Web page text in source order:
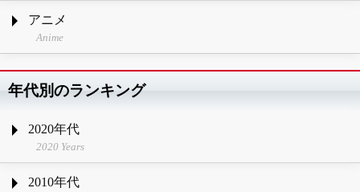
アニメ
Anime
年代別のランキング
2020年代
2020 Years
2010年代